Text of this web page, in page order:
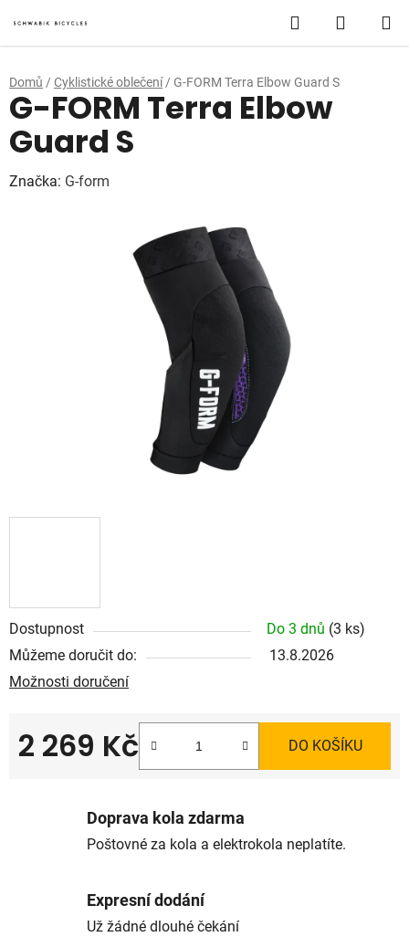
na
obsah
Hledat
KOŠÍK
Domů / Cyklistické oblečení / G-FORM Terra Elbow Guard S
Dostupnost Do 3 dnů (3 ks)
Můžeme doručit do:
13.8.2026
Možnosti doručení
2 269 Kč DO KOŠÍKU
G-FORM Terra Elbow
Guard S
Značka: G-form
Doprava kola zdarma
Poštovné za kola a elektrokola neplatíte.
Expresní dodání
Už žádné dlouhé čekání